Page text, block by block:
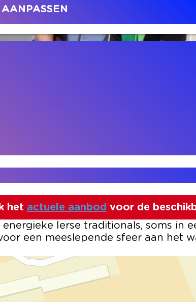
het actuele aanbod voor de
Ierse traditionals, soms in
een meeslepende sfeer aan het